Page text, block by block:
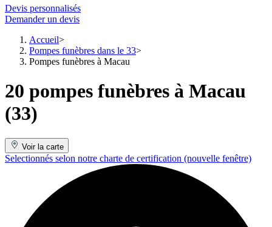
Devis personnalisés
Demander un devis
Accueil
Pompes funèbres dans le 33
Pompes funèbres à Macau
20 pompes funèbres à Macau
(33)
Voir la carte
Selectionnés selon notre charte de certification (nouvelle fenêtre)